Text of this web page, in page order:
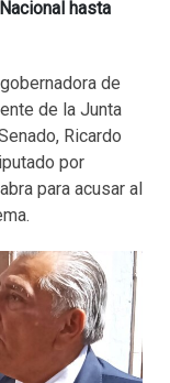
hasta
de
de la Junta
Ricardo
por
para acusar al